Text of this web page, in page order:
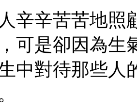
辛苦苦地照
可是卻因為生
中對待那些人